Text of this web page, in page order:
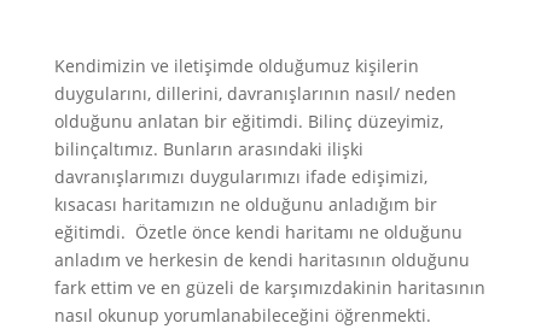
Kendimizin ve iletişimde olduğumuz kişilerin
duygularını, dillerini, davranışlarının nasıl/ neden
olduğunu anlatan bir eğitimdi. Bilinç düzeyimiz,
bilinçaltımız. Bunların arasındaki ilişki
davranışlarımızı duygularımızı ifade edişimizi,
kısacası haritamızın ne olduğunu anladığım bir
eğitimdi. Özetle önce kendi haritamı ne olduğunu
anladım ve herkesin de kendi haritasının olduğunu
fark ettim ve en güzeli de karşımızdakinin haritasının
nasıl okunup yorumlanabileceğini öğrenmekti.